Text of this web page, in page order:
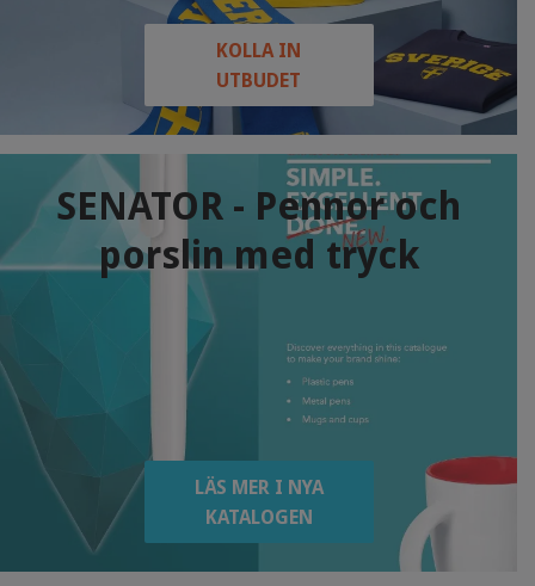
KOLLA IN
UTBUDET
SENATOR - Pennor och
porslin med tryck
LÄS MER I NYA
KATALOGEN